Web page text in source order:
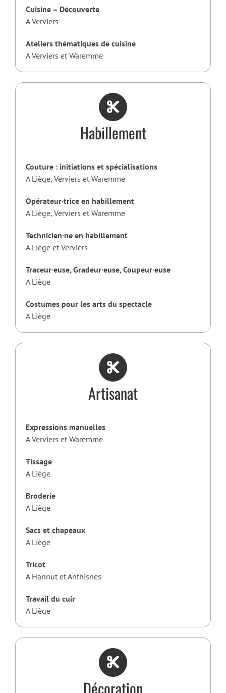
Cuisine – Découverte
A Verviers
Ateliers thématiques de cuisine
A Verviers et Waremme
Habillement
Couture : initiations et spécialisations
A Liège, Verviers et Waremme
Opérateur·trice en habillement
A Liège, Verviers et Waremme
Technicien·ne en habillement
A Liège et Verviers
Traceur·euse, Gradeur·euse, Coupeur·euse
A Liège
Costumes pour les arts du spectacle
A Liège
Artisanat
Expressions manuelles
A Verviers et Waremme
Tissage
A Liège
Broderie
A Liège
Sacs et chapeaux
A Liège
Tricot
A Hannut et Anthisnes
Travail du cuir
A Liège
Décoration